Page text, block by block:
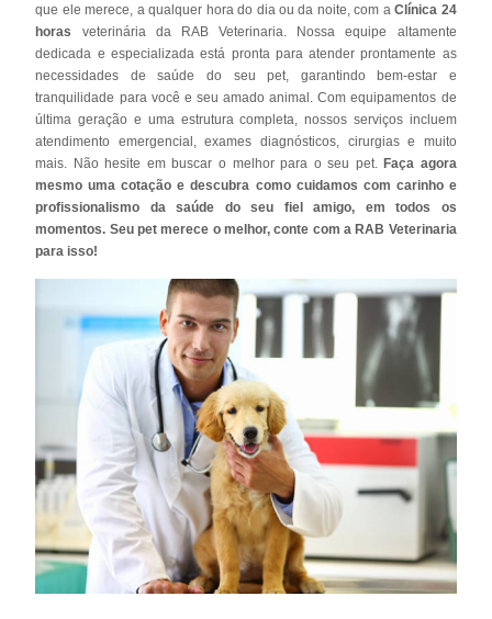
que ele merece, a qualquer hora do dia ou da noite, com aClínica 24
horas
veterinária da RAB Veterinaria. Nossa equipe altamente
dedicada e especializada está pronta para atender prontamente as
necessidades de saúde do seu pet, garantindo bem-estar e
tranquilidade para você e seu amado animal. Com equipamentos de
última geração e uma estrutura completa, nossos serviços incluem
atendimento emergencial, exames diagnósticos, cirurgias e muito
mais. Não hesite em buscar o melhor para o seu pet.Faça agora
mesmo uma cotação e descubra como cuidamos com carinho e
profissionalismo da saúde do seu fiel amigo, em todos os
momentos. Seu pet merece o melhor, conte com a RAB Veterinaria
para isso!